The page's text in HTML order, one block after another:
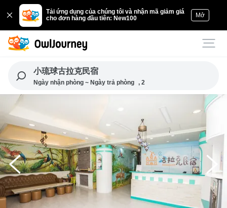
Tải ứng dụng của chúng tôi và nhận mã giảm giá
cho đơn hàng đầu tiên: New100
Mở
小琉球古拉克民宿
Ngày nhận phòng ~ Ngày trả phòng , 2